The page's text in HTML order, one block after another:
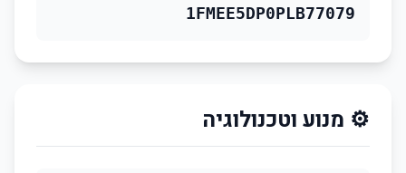
1FMEE5DP0PLB77079
⚙️ מנוע וטכנולוגיה